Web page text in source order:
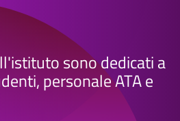
sono dedicati a
personale ATA e